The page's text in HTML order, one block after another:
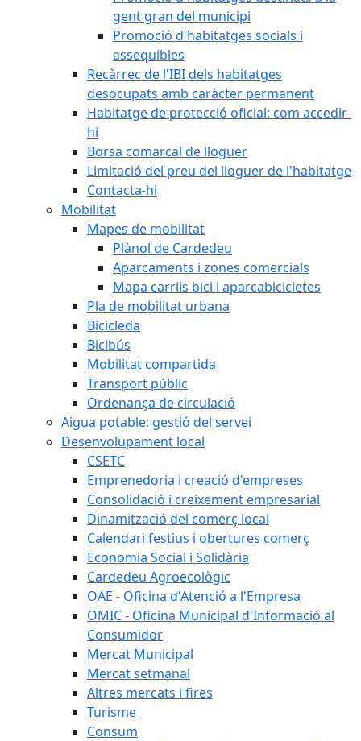
gent gran del municipi
Promoció d'habitatges socials i
assequibles
Recàrrec de l'IBI dels habitatges
desocupats amb caràcter permanent
Habitatge de protecció oficial: com accedir-
hi
Borsa comarcal de lloguer
Limitació del preu del lloguer de l'habitatge
Contacta-hi
Mobilitat
Mapes de mobilitat
Plànol de Cardedeu
Aparcaments i zones comercials
Mapa carrils bici i aparcabicicletes
Pla de mobilitat urbana
Bicicleda
Bicibús
Mobilitat compartida
Transport públic
Ordenança de circulació
Aigua potable: gestió del servei
Desenvolupament local
CSETC
Emprenedoria i creació d'empreses
Consolidació i creixement empresarial
Dinamització del comerç local
Calendari festius i obertures comerç
Economia Social i Solidària
Cardedeu Agroecològic
OAE - Oficina d'Atenció a l'Empresa
OMIC - Oficina Municipal d'Informació al
Consumidor
Mercat Municipal
Mercat setmanal
Altres mercats i fires
Turisme
Consum